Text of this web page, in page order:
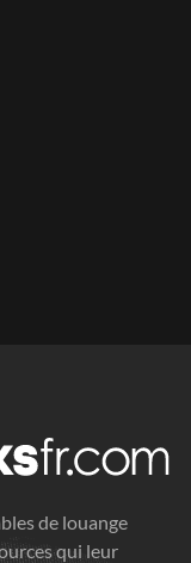
de louange
qui leur